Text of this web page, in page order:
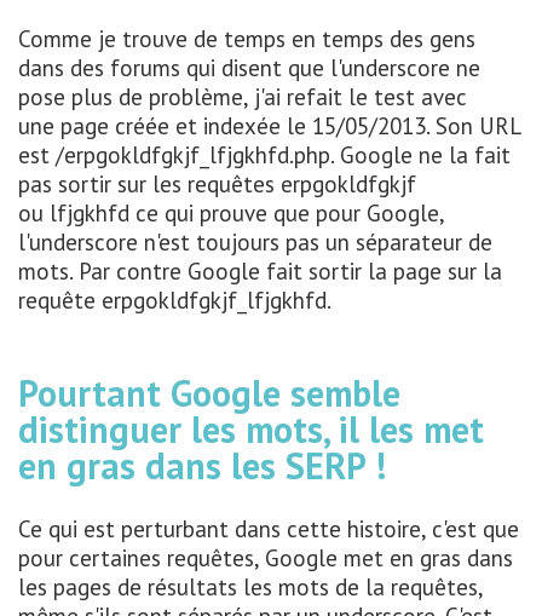
Comme je trouve de temps en temps des gens
dans des forums qui disent que l'underscore ne
pose plus de problème, j'ai refait le test avec
une page créée et indexée le 15/05/2013. Son URL
est /erpgokldfgkjf_lfjgkhfd.php. Google ne la fait
pas sortir sur les requêtes erpgokldfgkjf
ou lfjgkhfd ce qui prouve que pour Google,
l'underscore n'est toujours pas un séparateur de
mots. Par contre Google fait sortir la page sur la
requête erpgokldfgkjf_lfjgkhfd.
Pourtant Google semble
distinguer les mots, il les met
en gras dans les SERP !
Ce qui est perturbant dans cette histoire, c'est que
pour certaines requêtes, Google met en gras dans
les pages de résultats les mots de la requêtes,